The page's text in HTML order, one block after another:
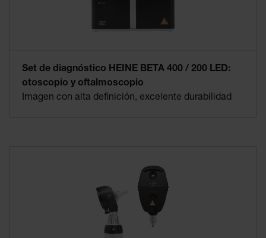
Set de diagnóstico HEINE BETA 400 / 200 LED:
otoscopio y oftalmoscopio
Imagen con alta definición, excelente durabilidad